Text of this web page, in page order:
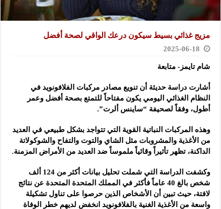
مزيج غذائي بسيط سيكون درعك الواقي لصحة أفضل
2025-06-18
شام تايمز- متابعة
أشارت دراسة حديثة أن تنويع مصادر مركبات الفلافونويد في
النظام الغذائي اليومي يكون مفتاحاً للتمتع بصحة أفضل وعمر
أطول، وفقاً لصحيفة “ساينس ألرت”.
وهذه المركبات النباتية القوية التي تتواجد بشكل طبيعي في العديد
من الأغذية والمشروبات مثل الشاي والتوت والتفاح والشوكولاتة
الداكنة، تظهر تأثيراً وقائياً ملموساً ضد العديد من الأمراض المزمنة.
وكشفت الدراسة التي شملت تحليل بيانات أكثر من 124 ألف
شخص بالغ 40 عاماً فأكثر في المملك المتحدة المتحدة عن نتائج
لافتة، حيث تبين أن الأشخاص الذين حرصوا على تناول تشكيلة
واسعة من الأغذية الغنية بالفلافونويد انخفض لديهم خطر الوفاة